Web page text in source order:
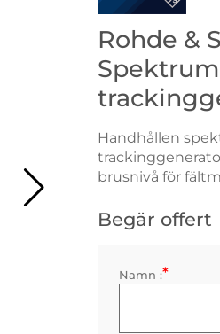
Gå till
Rohde &
Handhållen
brusnivå för
Begär offert
Namn :*Obligatorisk